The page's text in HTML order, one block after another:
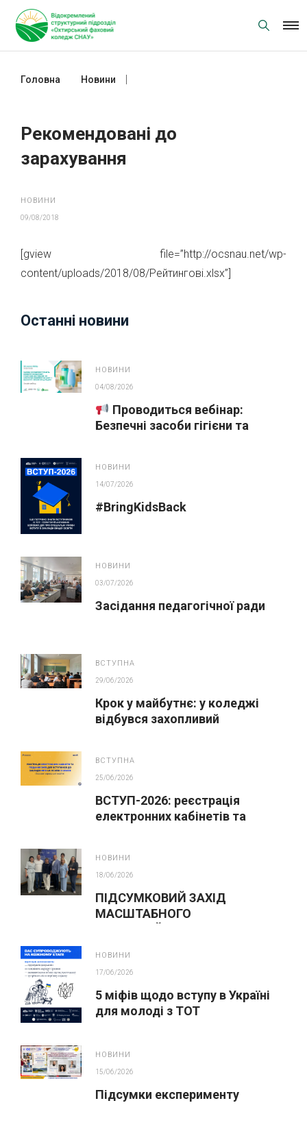
content
Головна Новини
Рекомендовані до
зарахування
НОВИНИ
09/08/2018
[gview file=”http://ocsnau.net/wp-
content/uploads/2018/08/Рейтингові.xlsx”]
Останні новини
НОВИНИ
04/08/2026
Проводиться вебінар:
Безпечні засоби гігієни та
НОВИНИ
14/07/2026
#BringKidsBack
НОВИНИ
03/07/2026
Засідання педагогічної ради
ВСТУПНА
29/06/2026
Крок у майбутнє: у коледжі
відбувся захопливий
ВСТУПНА
25/06/2026
ВСТУП-2026: реєстрація
електронних кабінетів та
НОВИНИ
18/06/2026
ПІДСУМКОВИЙ ЗАХІД
МАСШТАБНОГО
НОВИНИ
17/06/2026
5 міфів щодо вступу в Україні
для молоді з ТОТ
НОВИНИ
15/06/2026
Підсумки експерименту